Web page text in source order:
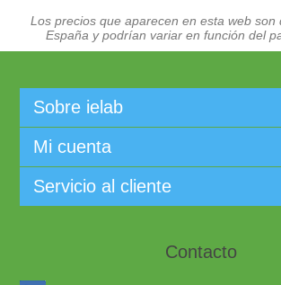
Los precios que aparecen en esta web son
España y podrían variar en función del
Sobre ielab
Mi cuenta
Servicio al cliente
Contacto